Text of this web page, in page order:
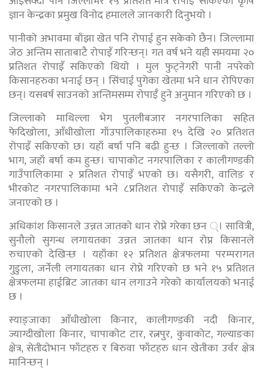
ज्ञान केन्द्रका प्रमुख विनोद हमालले जानकारी दिनुभयो ।
पानीको अभावमा बाँझा खेत पनि रोपाई हुन सकेको छैन। जिल्लामा
जेठ अन्तिम साताबाटै रोपाइँ गरिन्छन्। गत वर्ष भने यही समयमा २०
प्रतिशत रोपाइँ सकिएको थियो । मुल फुट्नेगरी पानी नपरेको
किसानहरुका भनाई छन् । सिंचाई पुगेका खेतमा भने धान रोपिएका
छन्। यसबर्ष साउनको अन्तिमसम्म रोपाईँ हुने अनुमान गरिएको छ ।
जिल्लाको माथिल्ला भेग पुतलीबजार नगरपालिका सहित
फेदिखोला, आँधीखोला गाँउपालिकाहरुमा १५ देखि २० प्रतिशत
रोपाइँ सकिएको छ। यहाँ बर्षा पनि बढी हुन्छ । जिल्लाको तल्लो
भाग, जहाँ बर्षा कम हुन्छ। चापाकोट नगरपालिका र कालीगण्डकी
गाउँपालिकामा २ प्रतिशत रोपाइँ भएको छ। यसैगरी, वालिङ र
भीरकोट नगरपालिकामा भने ८प्रतिशत रोपाइँ सकिएको केन्द्रले
जनाएको छ ।
अधिकांश किसानले उन्नत जातको धान रोप्ने गरेका छन ्। सावित्री,
सुनौलो सुगन्ध लगायतका उन्नत जातका धान रोप्न किसानले
रुचाएको देखिन्छ । यहाँका १२ प्रतिशत क्षेत्रफलमा परम्परागत
गुडुला, जर्नेली लगायतका धान रोप्ने गरिएको छ भने १५ प्रतिशत
क्षेत्रफलमा हाईब्रिट जातका धान लगाउने गरेको कार्यालयको भनाई
छ ।
स्याङ्जाका आँधीखोला किनार, कालीगण्डकी नदी किनार,
ज्याग्दीखोला किनार, चापाकोट टार, रत्नपुर, कुवाकोट, गल्याङका
क्षेत्र, सेतीदोभान फाँटहरु र बिरुवा फाँटहरु धान खेतीका उर्वर क्षेत्र
मानिन्छन् ।